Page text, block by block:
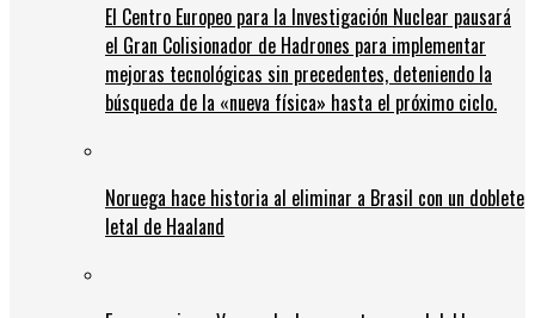
El Centro Europeo para la Investigación Nuclear pausará
el Gran Colisionador de Hadrones para implementar
mejoras tecnológicas sin precedentes, deteniendo la
búsqueda de la «nueva física» hasta el próximo ciclo.
Noruega hace historia al eliminar a Brasil con un doblete
letal de Haaland